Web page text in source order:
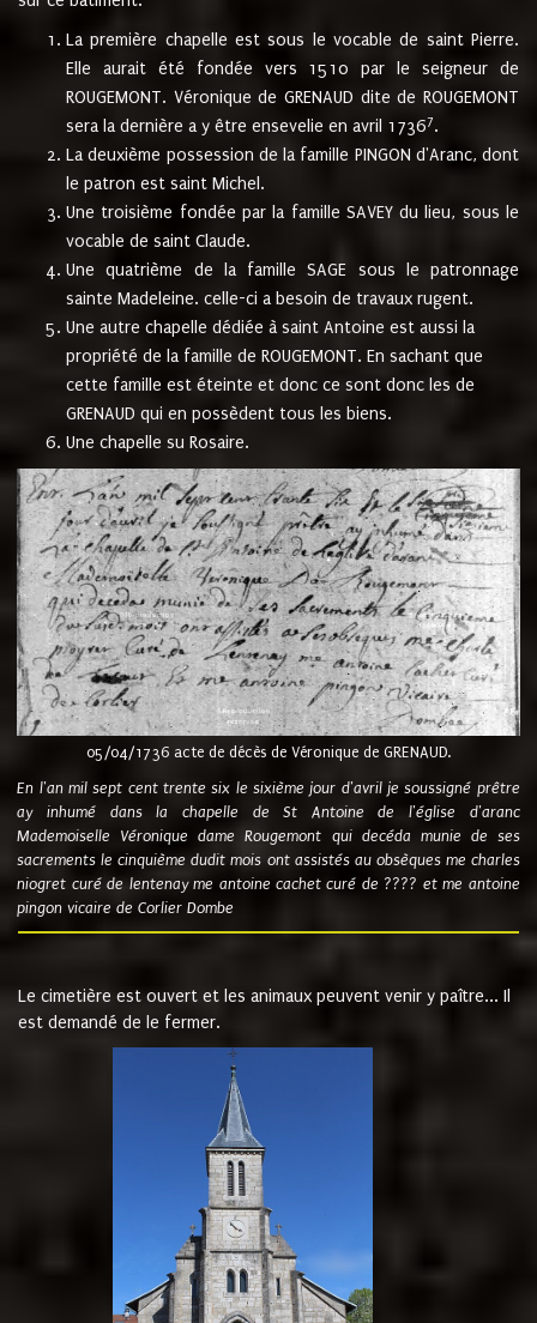
La première chapelle est sous le vocable de saint Pierre.
Elle aurait été fondée vers 1510 par le seigneur de
ROUGEMONT. Véronique de GRENAUD dite de ROUGEMONT
sera la dernière a y être ensevelie en avril 17367.
La deuxième possession de la famille PINGON d'Aranc, dont
le patron est saint Michel.
Une troisième fondée par la famille SAVEY du lieu, sous le
vocable de saint Claude.
Une quatrième de la famille SAGE sous le patronnage
sainte Madeleine. celle-ci a besoin de travaux rugent.
Une autre chapelle dédiée à saint Antoine est aussi la
propriété de la famille de ROUGEMONT. En sachant que
cette famille est éteinte et donc ce sont donc les de
GRENAUD qui en possèdent tous les biens.
Une chapelle su Rosaire.
05/04/1736 acte de décès de Véronique de GRENAUD.
En l'an mil sept cent trente six le sixième jour d'avril je soussigné prêtre
ay inhumé dans la chapelle de St Antoine de l'église d'aranc
Mademoiselle Véronique dame Rougemont qui decéda munie de ses
sacrements le cinquième dudit mois ont assistés au obsèques me charles
niogret curé de lentenay me antoine cachet curé de ???? et me antoine
pingon vicaire de Corlier Dombe
Le cimetière est ouvert et les animaux peuvent venir y paître... Il
est demandé de le fermer.